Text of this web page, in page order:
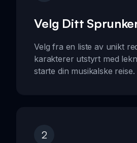
Velg Ditt
Velg fra en liste av unikt
karakterer utstyrt med
starte din musikalske reise.
2